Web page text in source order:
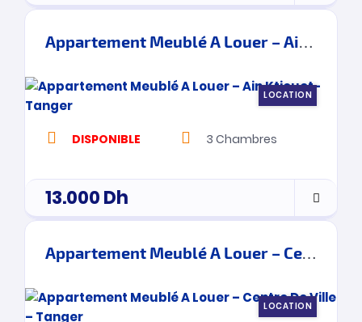
Appartement Meublé A Louer – Ain Ktiouet- Tanger
LOCATION
DISPONIBLE 3 Chambres
13.000Dh
Appartement Meublé A Louer – Centre De Ville – Tanger
LOCATION